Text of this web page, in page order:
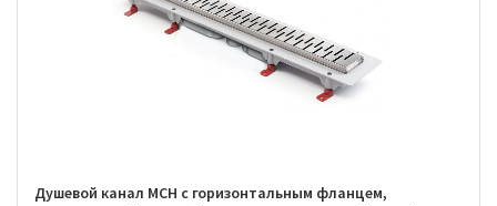
Душевой канал MCH с горизонтальным фланцем,